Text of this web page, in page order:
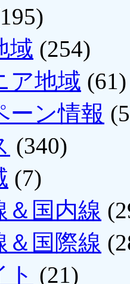
域 (254)
ア地域 (61)
ーン情報
(340)
(7)
＆国内線
＆国際線
(21)